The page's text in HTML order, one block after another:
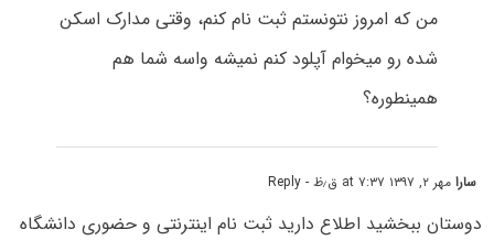
من که امروز نتونستم ثبت نام کنم، وقتی مدارک اسکن
شده رو میخوام آپلود کنم نمیشه واسه شما هم
همینطوره؟
سارامهر ۲, ۱۳۹۷ at ۷:۳۷ ق٫ظ - Reply
دوستان ببخشید اطلاع دارید ثبت نام اینترنتی و حضوری دانشگاه